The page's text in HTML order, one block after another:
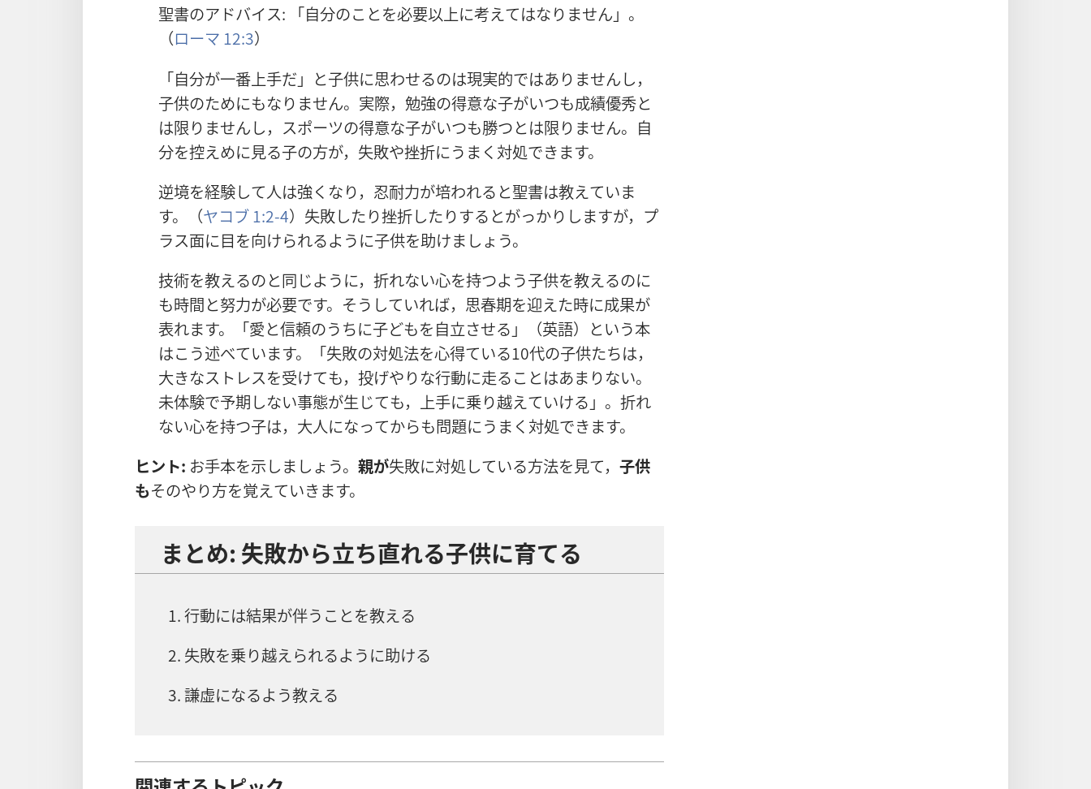
聖書のアドバイス: 「自分のことを必要以上に考えてはなりません」。
（ローマ 12:3）
「自分が一番上手だ」と子供に思わせるのは現実的ではありませんし，
子供のためにもなりません。 実際， 勉強の得意な子がいつも成績優秀と
は限りませんし，スポーツの得意な子がいつも勝つとは限りません。 自
分を控えめに見る子の方が， 失敗や挫折にうまく 対処できます。
逆境を経験して人は強くなり， 忍耐力が培われると聖書は教えていま
す。（ヤコブ 1:2-4） 失敗したり挫折したりするとがっかりしますが，プ
ラス面に目を向けられるように子供を助けましょう。
技術を教えるのと同じように， 折れない心を持つよう子供を教えるのに
も時間と努力が必要です。そうしていれば， 思春期を迎えた時に成果が
表れます。「愛と信頼のうちに子どもを自立させる」（英語）という本
はこう述べています。「失敗の対処法を心得ている10代の子供たちは，
大きなストレスを受けても， 投げやりな行動に走ることはあまりない。
未体験で予期しない事態が生じても， 上手に乗り越えていける」。 折れ
ない心を持つ子は， 大人になってからも問題にうまく 対処できます。
ヒント: お手本を示しましょう。 親が失敗に対処している方法を見て， 子供
もそのやり方を覚えていきます。
まとめ: 失敗から立ち直れる子供に育てる
行動には結果が伴うことを教える
失敗を乗り越えられるように助ける
謙虚になるよう教える